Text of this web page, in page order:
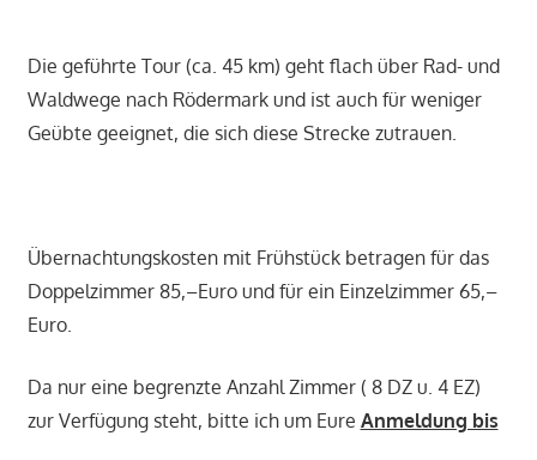
Die geführte Tour (ca. 45 km) geht flach über Rad- und
Waldwege nach Rödermark und ist auch für weniger
Geübte geeignet, die sich diese Strecke zutrauen.
Übernachtungskosten mit Frühstück betragen für das
Doppelzimmer 85,–Euro und für ein Einzelzimmer 65,–
Euro.
Da nur eine begrenzte Anzahl Zimmer ( 8 DZ u. 4 EZ)
zur Verfügung steht, bitte ich um Eure Anmeldung bis